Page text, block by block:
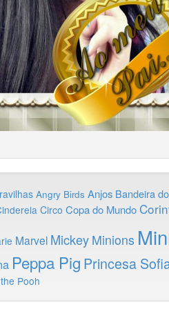
Angry Birds Anjos Bandeira
Circo Copa do Mundo
Marvel Mickey Minions
Peppa Pig Princesa
Pooh